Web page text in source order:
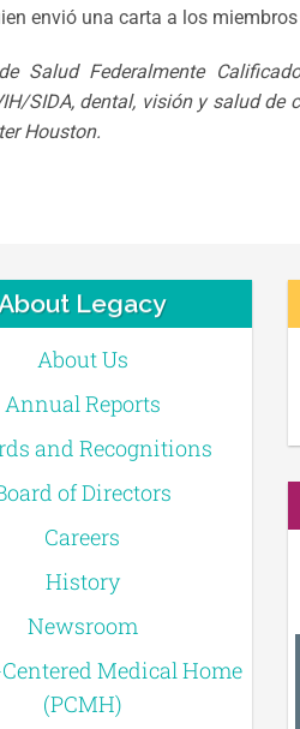
envió una carta a los
Salud Federalmente
SIDA, dental, visión y salud
Houston.
Legacy
About Us
Annual Reports
and Recognitions
of Directors
Careers
History
Newsroom
Medical Home
(PCMH)